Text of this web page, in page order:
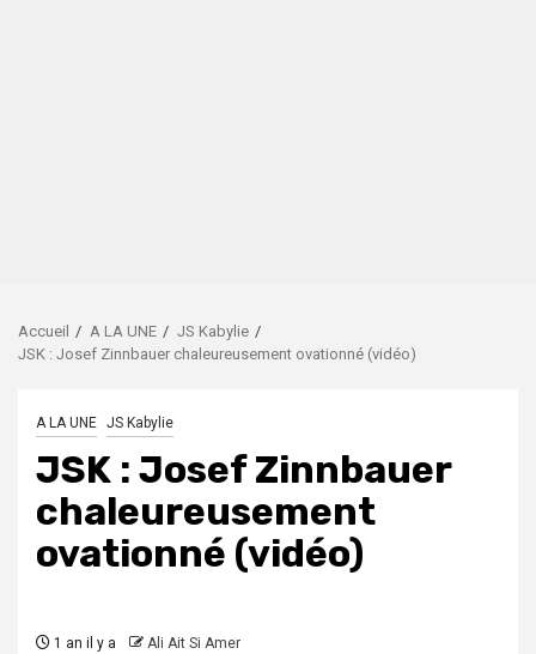
Accueil A LA UNE
JS Kabylie
JSK : Josef Zinnbauer chaleureusement ovationné (vidéo)
A LA UNE JS Kabylie
JSK : Josef Zinnbauer
chaleureusement
ovationné (vidéo)
1 an il y a Ali Ait Si Amer